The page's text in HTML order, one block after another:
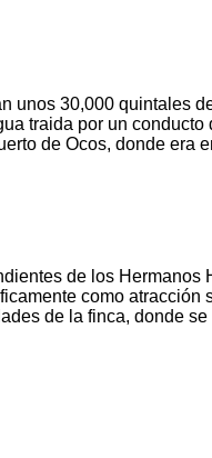
unos 30,000 quintales
traida por un
de Ocos, donde era
de los
como
de la finca, donde